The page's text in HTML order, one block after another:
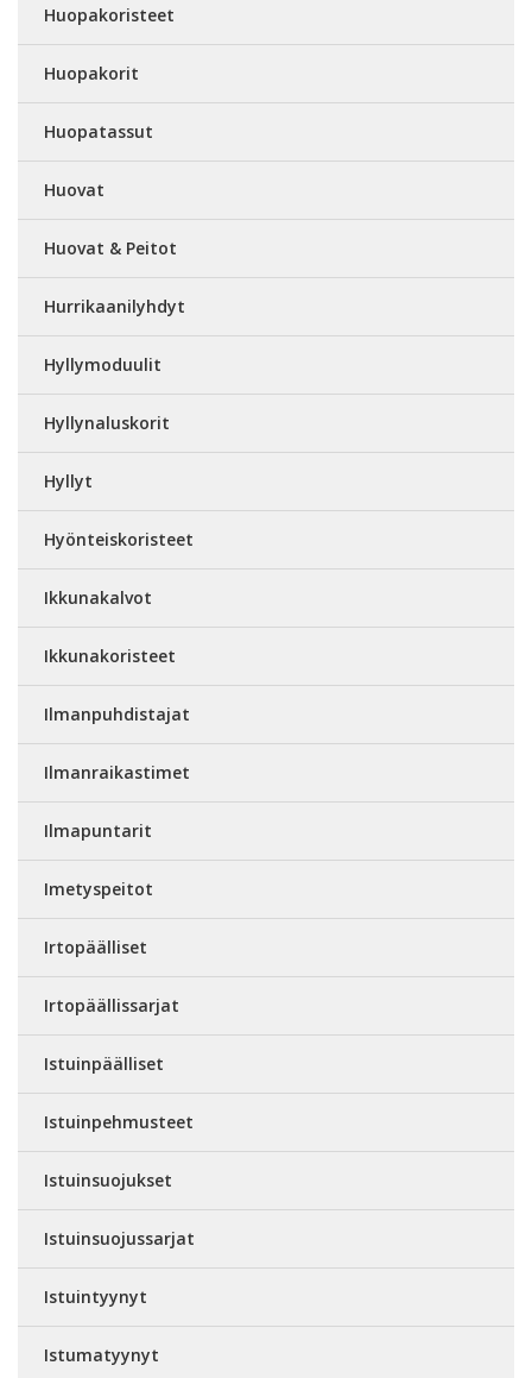
Huopakoristeet
Huopakorit
Huopatassut
Huovat
Huovat & Peitot
Hurrikaanilyhdyt
Hyllymoduulit
Hyllynaluskorit
Hyllyt
Hyönteiskoristeet
Ikkunakalvot
Ikkunakoristeet
Ilmanpuhdistajat
Ilmanraikastimet
Ilmapuntarit
Imetyspeitot
Irtopäälliset
Irtopäällissarjat
Istuinpäälliset
Istuinpehmusteet
Istuinsuojukset
Istuinsuojussarjat
Istuintyynyt
Istumatyynyt